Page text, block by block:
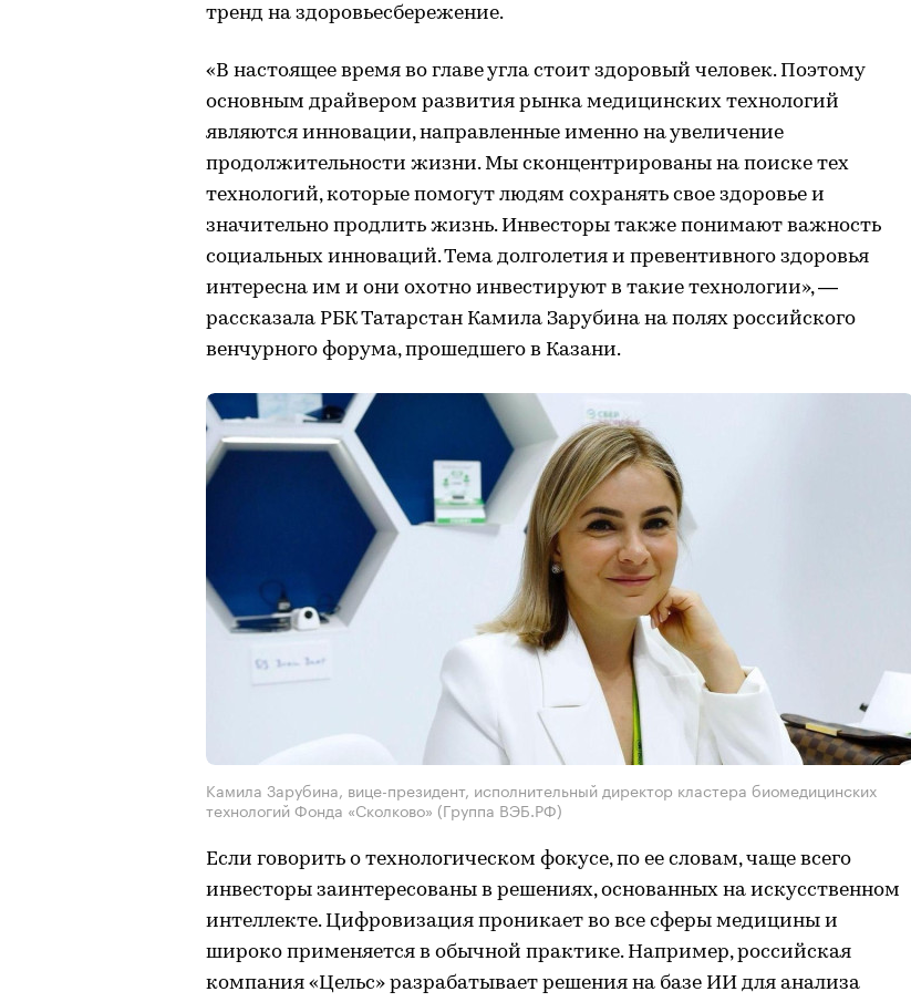
тренд на здоровьесбережение.
«В настоящее время во главе угла стоит здоровый человек. Поэтому
основным драйвером развития рынка медицинских технологий
являются инновации, направленные именно на увеличение
продолжительности жизни. Мы сконцентрированы на поиске тех
технологий, которые помогут людям сохранять свое здоровье и
значительно продлить жизнь. Инвесторы также понимают важность
социальных инноваций. Тема долголетия и превентивного здоровья
интересна им и они охотно инвестируют в такие технологии», —
рассказала РБК Татарстан Камила Зарубина на полях российского
венчурного форума, прошедшего в Казани.
Камила Зарубина, вице-президент, исполнительный директор кластера биомедицинских
технологий Фонда «Сколково» (Группа ВЭБ.РФ)
Если говорить о технологическом фокусе, по ее словам, чаще всего
инвесторы заинтересованы в решениях, основанных на искусственном
интеллекте. Цифровизация проникает во все сферы медицины и
широко применяется в обычной практике. Например, российская
компания «Цельс» разрабатывает решения на базе ИИ для анализа